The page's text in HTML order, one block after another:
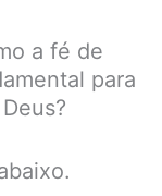
a fé de
para